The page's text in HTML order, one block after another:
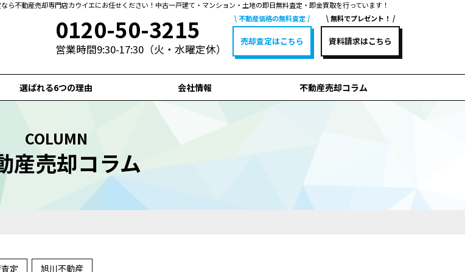
不動産売却専門店カウイエにお任せください！中古一戸建て・マンション・土地の即日無料査定・即金買取を行っています！
0120-50-3215
営業時間9:30-17:30（火・水曜定休）
不動産価格の無料査定
売却査定はこちら
無料でプレゼント！
資料請求はこちら
選ばれる6つの理由 会社情報 不動産売却コラム
COLUMN
産売却コラム
定 旭川不動産